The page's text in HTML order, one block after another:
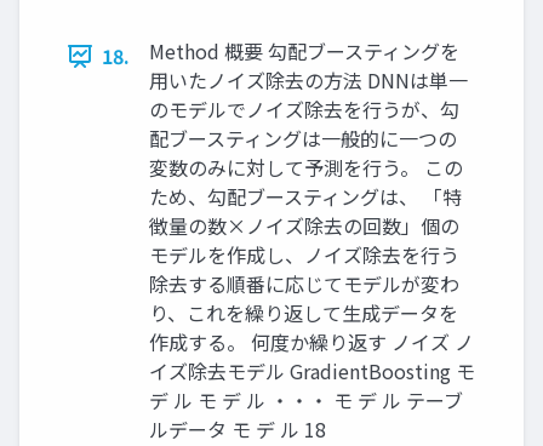
18.
Method 概要 勾配ブースティングを
⽤いたノイズ除去の⽅法 DNNは単⼀
のモデルでノイズ除去を⾏うが、勾
配ブースティングは⼀般的に⼀つの
変数のみに対して予測を⾏う。 この
ため、勾配ブースティングは、 「特
徴量の数×ノイズ除去の回数」個の
モデルを作成し、ノイズ除去を⾏う
除去する順番に応じてモデルが変わ
り、これを繰り返して⽣成データを
作成する。 何度か繰り返す ノイズ ノ
イズ除去モデル GradientBoosting モ
デ ル モ デ ル ・・・ モ デ ル テーブ
ルデータ モ デ ル 18